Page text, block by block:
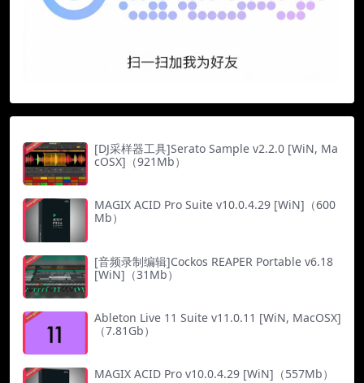
[DJ采样器工具]Serato Sample v2.2.0 [WiN, Ma
cOSX]（921Mb）
MAGIX ACID Pro Suite v10.0.4.29 [WiN]（600
Mb）
[音频录制编辑]Cockos REAPER Portable v6.18
[WiN]（31Mb）
Ableton Live 11 Suite v11.0.11 [WiN, MacOSX]
（7.81Gb）
MAGIX ACID Pro v10.0.4.29 [WiN]（557Mb）